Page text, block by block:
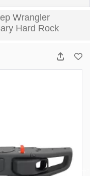
Wrangler
Hard Rock